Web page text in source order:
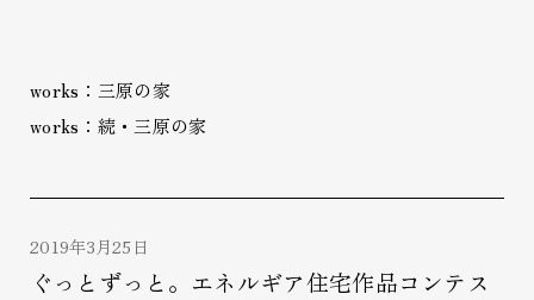
works：三原の家
works：続・三原の家
2019年3月25日
ぐっとずっと。エネルギア住宅作品コンテス